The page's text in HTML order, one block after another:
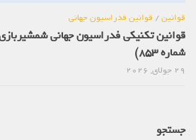
قوانین/قوانین فدراسیون جهانی
شماره 853)
جستجو